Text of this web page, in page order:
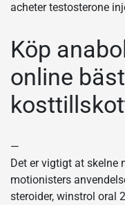
acheter testosterone
Köp
online
—
Det er vigtigt at skelne
motionisters
steroider, winstrol oral